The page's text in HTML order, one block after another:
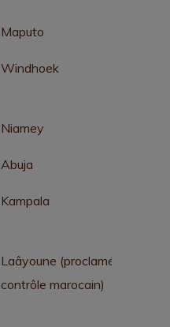
Maputo
Windhoek
Niamey
Abuja
Kampala
Laâyoune (proclamée, sous
contrôle marocain)